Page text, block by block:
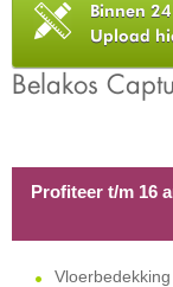
Binnen
Upload
Belakos
Profiteer t/m 16